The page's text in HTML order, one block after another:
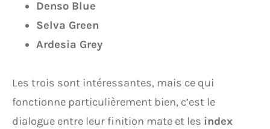
Denso Blue
Selva Green
Ardesia Grey
Les trois sont intéressantes, mais ce qui
fonctionne particulièrement bien, c’est le
dialogue entre leur finition mate et les index